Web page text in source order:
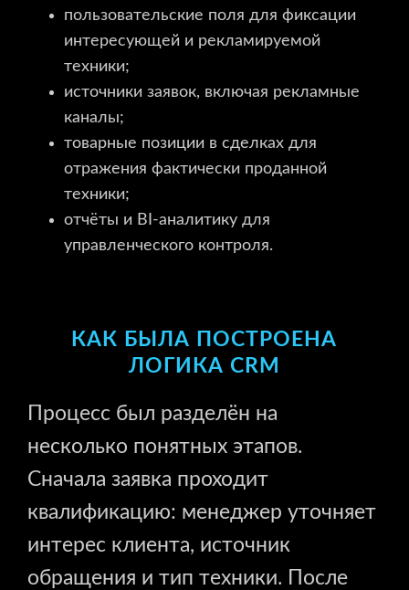
пользовательские поля для фиксации
интересующей и рекламируемой
техники;
источники заявок, включая рекламные
каналы;
товарные позиции в сделках для
отражения фактически проданной
техники;
отчёты и BI-аналитику для
управленческого контроля.
КАК БЫЛА ПОСТРОЕНА
ЛОГИКА CRM
Процесс был разделён на
несколько понятных этапов.
Сначала заявка проходит
квалификацию: менеджер уточняет
интерес клиента, источник
обращения и тип техники. После